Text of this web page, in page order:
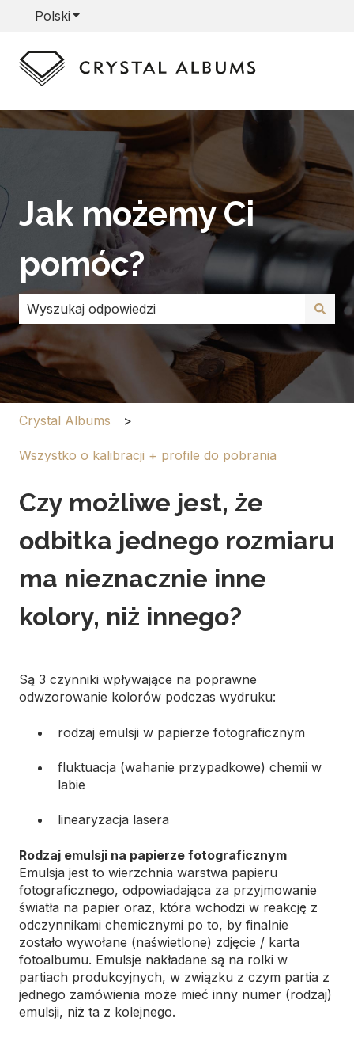
Polski Pokaż podmenu do tłumaczenia
Jak możemy Ci
pomóc?
Brak sugerowanych wyników, ponieważ pole
Crystal Albums
Wszystko o kalibracji + profile do pobrania
Czy możliwe jest, że
odbitka jednego rozmiaru
ma nieznacznie inne
kolory, niż innego?
Są 3 czynniki wpływające na poprawne
odwzorowanie kolorów podczas wydruku:
rodzaj emulsji w papierze fotograficznym
fluktuacja (wahanie przypadkowe) chemii w
labie
linearyzacja lasera
Rodzaj emulsji na papierze fotograficznym
Emulsja jest to wierzchnia warstwa papieru
fotograficznego, odpowiadająca za przyjmowanie
światła na papier oraz, która wchodzi w reakcję z
odczynnikami chemicznymi po to, by finalnie
zostało wywołane (naświetlone) zdjęcie / karta
fotoalbumu. Emulsje nakładane są na rolki w
partiach produkcyjnych, w związku z czym partia z
jednego zamówienia może mieć inny numer (rodzaj)
emulsji, niż ta z kolejnego.